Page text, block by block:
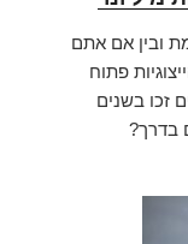
ובין אם אתם
פתוח
זכו בשנים
בדרך?